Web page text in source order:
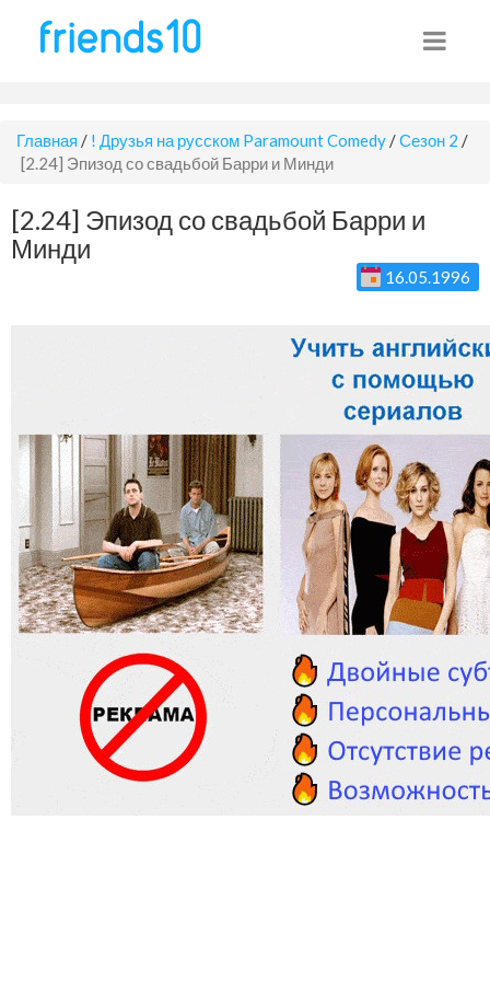
Главная / ! Друзья на русском Paramount Comedy /Сезон 2 /
[2.24] Эпизод со свадьбой Барри и Минди
[2.24] Эпизод со свадьбой Барри и
Минди
16.05.1996